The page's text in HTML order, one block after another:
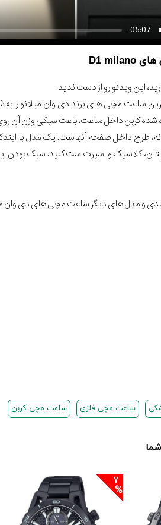
-05:07
این ویدئو رو از دست ندید.
2 تا از سبک ترین ساعت مچی های برند دی
شده کربن داخل ساعت، باعث سبکی وزن
طرح داخل صفحه آنهاست. یک مدل با
کلاسیک و اسپرت ست کنید. سبک
و مدل های دیگر ساعت مچی های دی وان
ساعت مچی فلزی ساعت مچی کربن
7